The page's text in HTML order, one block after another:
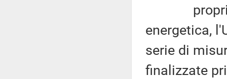
proprio
energetica,
serie di
finalizzate